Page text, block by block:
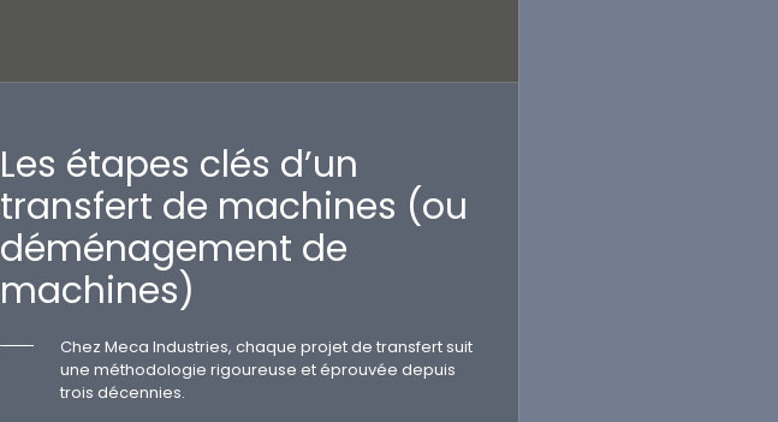
Les étapes clés d’un
transfert de machines (ou
déménagement de
machines)
Chez Meca Industries, chaque projet de transfert suit
une méthodologie rigoureuse et éprouvée depuis
trois décennies.